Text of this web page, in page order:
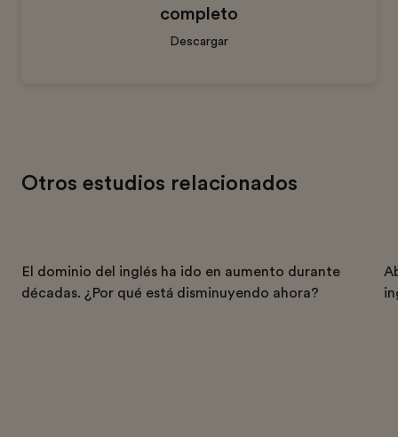
completo
Descargar
Otros estudios relacionados
El dominio del inglés ha ido en aumento durante
décadas. ¿Por qué está disminuyendo ahora?